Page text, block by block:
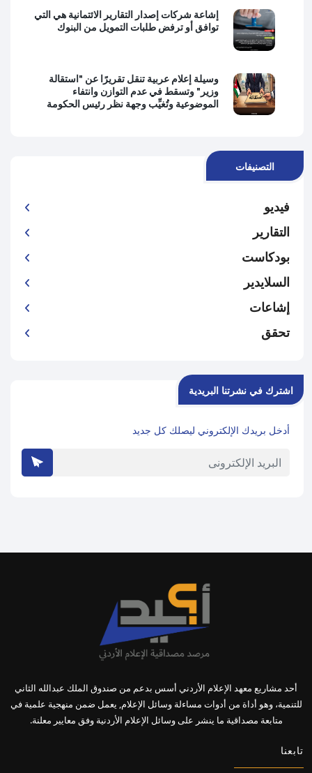
إشاعة شركات إصدار التقارير الائتمانية هي التي
توافق أو ترفض طلبات التمويل من البنوك
وسيلة إعلام عربية تنقل تقريرًا عن "استقالة
وزير" وتسقط في عدم التوازن وانتفاء
الموضوعية وتُغيِّب وجهة نظر رئيس الحكومة
التصنيفات
فيديو
التقارير
بودكاست
السلايدير
إشاعات
تحقق
اشترك في نشرتنا البريدية
أدخل بريدك الإلكتروني ليصلك كل جديد
أحد مشاريع معهد الإعلام الأردني أسس بدعم من صندوق الملك عبدالله الثاني
للتنمية، وهو أداة من أدوات مساءلة وسائل الإعلام, يعمل ضمن منهجية علمية في
متابعة مصداقية ما ينشر على وسائل الإعلام الأردنية وفق معايير معلنة.
تابعنا